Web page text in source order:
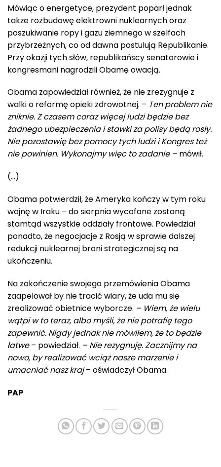
Mówiąc o energetyce, prezydent poparł jednak
także rozbudowę elektrowni nuklearnych oraz
poszukiwanie ropy i gazu ziemnego w szelfach
przybrzeżnych, co od dawna postulują Republikanie.
Przy okazji tych słów, republikańscy senatorowie i
kongresmani nagrodzili Obamę owacją.
Obama zapowiedział również, że nie zrezygnuje z
walki o reformę opieki zdrowotnej. – Ten problem nie
zniknie. Z czasem coraz więcej ludzi będzie bez
żadnego ubezpieczenia i stawki za polisy będą rosły.
Nie pozostawię bez pomocy tych ludzi i Kongres też
nie powinien. Wykonajmy więc to zadanie – mówił.
(…)
Obama potwierdził, że Ameryka kończy w tym roku
wojnę w Iraku – do sierpnia wycofane zostaną
stamtąd wszystkie oddziały frontowe. Powiedział
ponadto, że negocjacje z Rosją w sprawie dalszej
redukcji nuklearnej broni strategicznej są na
ukończeniu.
Na zakończenie swojego przemówienia Obama
zaapelował by nie tracić wiary, że uda mu się
zrealizować obietnice wyborcze. – Wiem, że wielu
wątpi w to teraz, albo myśli, że nie potrafię tego
zapewnić. Nigdy jednak nie mówiłem, że to będzie
łatwe– powiedział. – Nie rezygnuję. Zacznijmy na
nowo, by realizować wciąż nasze marzenie i
umacniać nasz kraj– oświadczył Obama.
PAP